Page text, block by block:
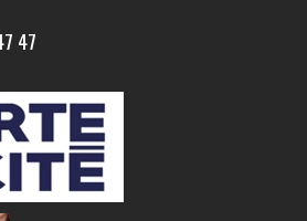
47